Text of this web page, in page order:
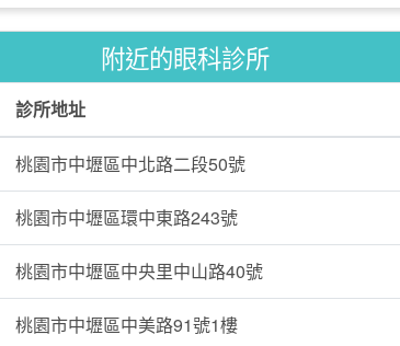
附近的眼科診所
診所地址
桃園市中壢區中北路二段50號
桃園市中壢區環中東路243號
桃園市中壢區中央里中山路40號
桃園市中壢區中美路91號1樓